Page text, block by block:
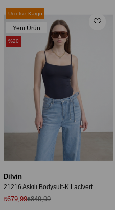
Dilvin
21216 Askılı Bodysuit-K.Lacivert
₺679,99₺849,99
Ücretsiz Kargo
Yeni Ürün
%20